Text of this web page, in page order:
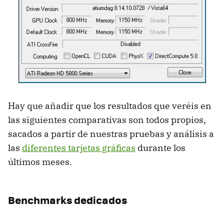
Hay que añadir que los resultados que veréis en
las siguientes comparativas son todos propios,
sacados a partir de nuestras pruebas y análisis a
las diferentes tarjetas gráficas durante los
últimos meses.
Benchmarks dedicados